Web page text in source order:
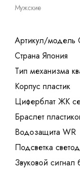
Мужские
Артикул/модель
Страна Япония
Тип механизма
Корпус пластик
Циферблат ЖК
Браслет
Водозащита WR
Подсветка
Звуковой